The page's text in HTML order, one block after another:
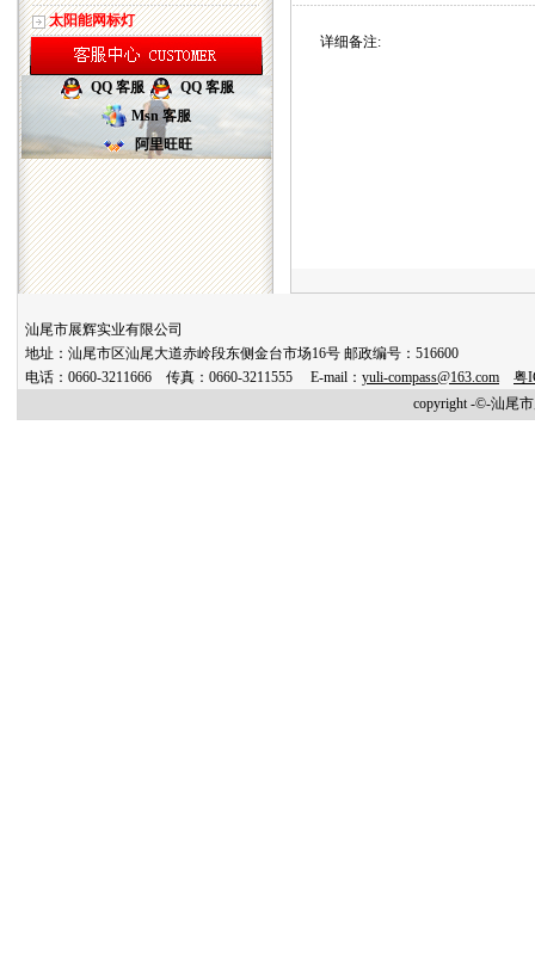
太阳能网标灯
QQ 客服
QQ 客服
Msn 客服
阿里旺旺
详细备注:
汕尾市展辉实业有限公司
地址：汕尾市区汕尾大道赤岭段东侧金台市场16号 邮政编号：516600
电话：0660-3211666 传真：0660-3211555 E-mail： yuli-compass@163.com
粤
copyright -©-汕尾